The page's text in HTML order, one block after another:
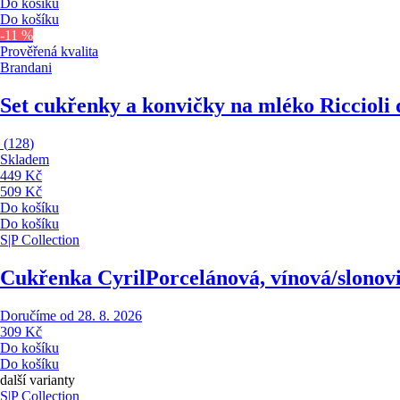
Do košíku
Do košíku
-11 %
Prověřená kvalita
Brandani
Set cukřenky a konvičky na mléko Riccioli
(128)
Skladem
449 Kč
509 Kč
Do košíku
Do košíku
S|P Collection
Cukřenka CyrilPorcelánová, vínová/
Doručíme od 28. 8. 2026
309 Kč
Do košíku
Do košíku
další varianty
S|P Collection